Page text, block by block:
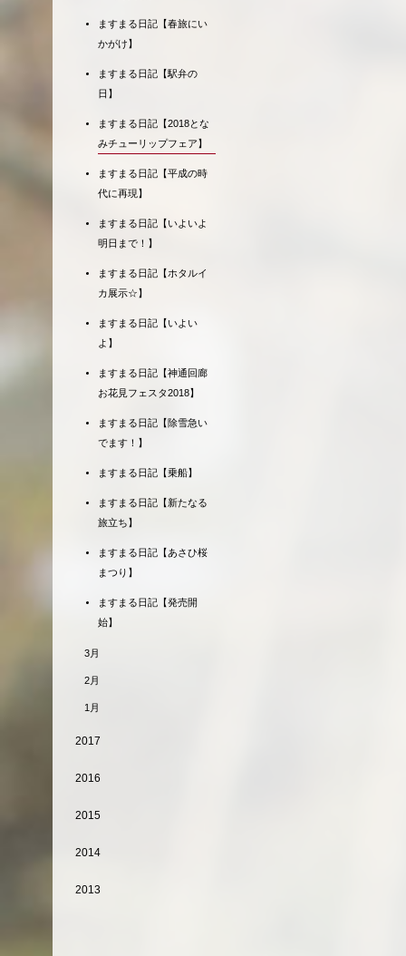
ますまる日記【春旅にい
かがけ】
ますまる日記【駅弁の
日】
ますまる日記【2018とな
みチューリップフェア】
ますまる日記【平成の時
代に再現】
ますまる日記【いよいよ
明日まで！】
ますまる日記【ホタルイ
カ展示☆】
ますまる日記【いよい
よ】
ますまる日記【神通回廊
お花見フェスタ2018】
ますまる日記【除雪急い
でます！】
ますまる日記【乗船】
ますまる日記【新たなる
旅立ち】
ますまる日記【あさひ桜
まつり】
ますまる日記【発売開
始】
3月
2月
1月
2017
2016
2015
2014
2013